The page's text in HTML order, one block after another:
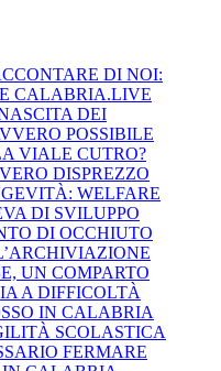
DI NOI:
CALABRIA.LIVE
DEI
POSSIBILE
VIALE CUTRO?
DISPREZZO
WELFARE
DI SVILUPPO
DI OCCHIUTO
UN COMPARTO
A DIFFICOLTÀ
IN CALABRIA
SCOLASTICA
FERMARE